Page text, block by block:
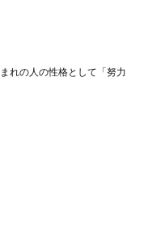
れの人の性格として「努力